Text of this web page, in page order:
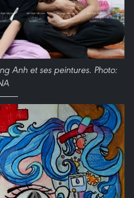
Anh et ses peintures. Photo: